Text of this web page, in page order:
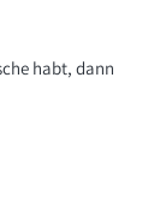
habt, dann